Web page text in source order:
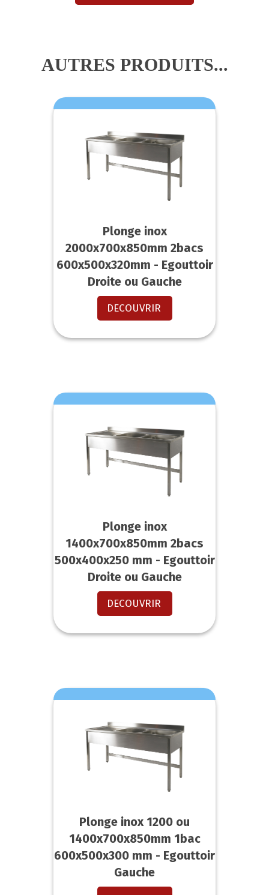
AUTRES PRODUITS...
Plonge inox
2000x700x850mm 2bacs
600x500x320mm - Egouttoir
Droite ou Gauche
DECOUVRIR
Plonge inox
1400x700x850mm 2bacs
500x400x250 mm - Egouttoir
Droite ou Gauche
DECOUVRIR
Plonge inox 1200 ou
1400x700x850mm 1bac
600x500x300 mm - Egouttoir
Gauche